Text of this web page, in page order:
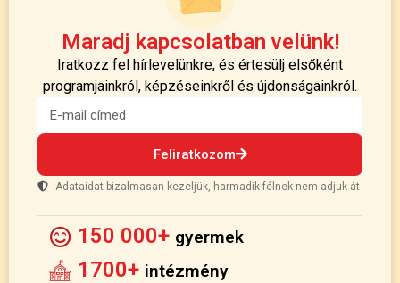
Maradj kapcsolatban velünk!
Iratkozz fel hírlevelünkre, és értesülj elsőként
programjainkról, képzéseinkről és újdonságainkról.
Feliratkozom
Adataidat bizalmasan kezeljük, harmadik félnek nem adjuk át
150 000+ gyermek
1700+ intézmény